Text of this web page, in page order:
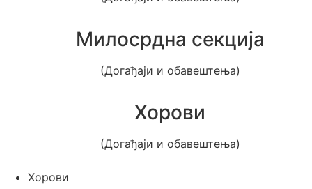
Милосрдна секција
(Догађаји и обавештења)
Хорови
(Догађаји и обавештења)
Хорови